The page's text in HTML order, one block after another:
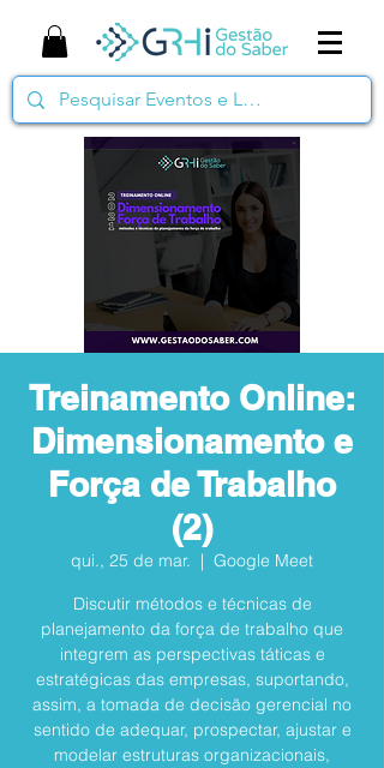
Treinamento Online:
Dimensionamento e
Força de Trabalho
(2)
qui., 25 de mar.
  |
Google Meet
Discutir métodos e técnicas de
planejamento da força de trabalho que
integrem as perspectivas táticas e
estratégicas das empresas, suportando,
assim, a tomada de decisão gerencial no
sentido de adequar, prospectar, ajustar e
modelar estruturas organizacionais,